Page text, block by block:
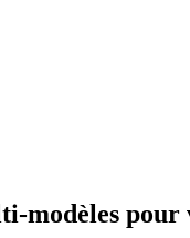
modèles pour